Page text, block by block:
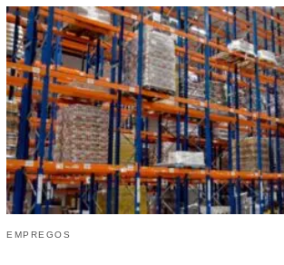
EMPREGOS